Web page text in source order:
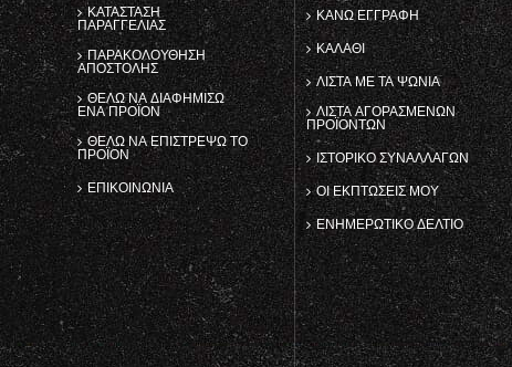
ΚΑΤΆΣΤΑΣΗ
ΠΑΡΑΓΓΕΛΊΑΣ
ΠΑΡΑΚΟΛΟΎΘΗΣΗ
ΑΠΟΣΤΟΛΉΣ
ΘΈΛΩ ΝΑ ΔΙΑΦΗΜΊΣΩ
ΈΝΑ ΠΡΟΪΌΝ
ΘΈΛΩ ΝΑ ΕΠΙΣΤΡΈΨΩ ΤΟ
ΠΡΟΪΌΝ
ΕΠΙΚΟΙΝΩΝΊΑ
ΚΑΝΩ ΕΓΓΡΑΦΗ
ΚΑΛΆΘΙ
ΛΊΣΤΑ ΜΕ ΤΑ ΨΏΝΙΑ
ΛΊΣΤΑ ΑΓΟΡΑΣΜΈΝΩΝ
ΠΡΟΪΌΝΤΩΝ
ΙΣΤΟΡΙΚΌ ΣΥΝΑΛΛΑΓΏΝ
ΟΙ ΕΚΠΤΏΣΕΙΣ ΜΟΥ
ΕΝΗΜΕΡΩΤΙΚΌ ΔΕΛΤΊΟ